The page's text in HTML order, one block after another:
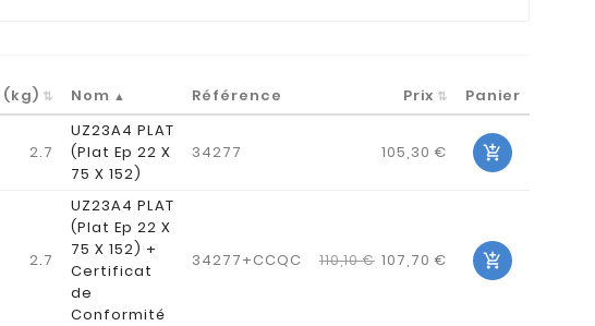
(kg) Nom Référence Prix Panier
2.7
UZ23A4 PLAT
(Plat Ep 22 X
75 X 152)
34277 105,30 € 
2.7
UZ23A4 PLAT
(Plat Ep 22 X
75 X 152) +
Certificat
de
Conformité
34277+CCQC 110,10 € 107,70 € 